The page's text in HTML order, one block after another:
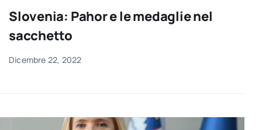
Slovenia: Pahor e le medaglie nel
sacchetto
Dicembre 22, 2022